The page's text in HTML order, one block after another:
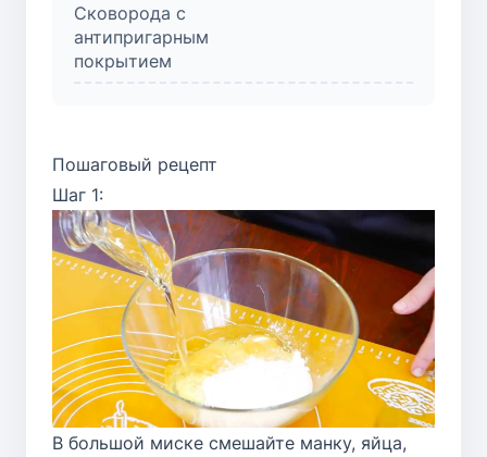
Сковорода с
антипригарным
покрытием
Пошаговый рецепт
Шаг 1:
В большой миске смешайте манку, яйца,